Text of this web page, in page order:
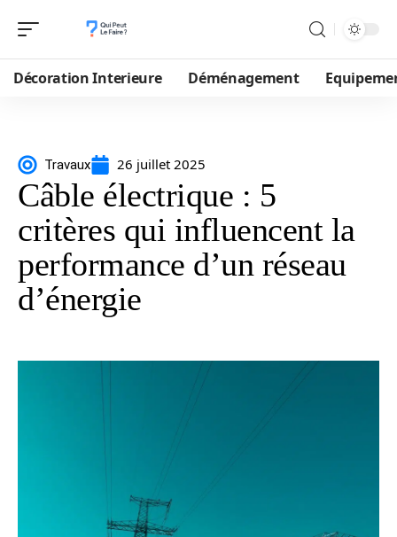
Décoration Interieure Déménagement
Travaux 26 juillet 2025
Câble électrique : 5
critères qui influencent la
performance d’un réseau
d’énergie